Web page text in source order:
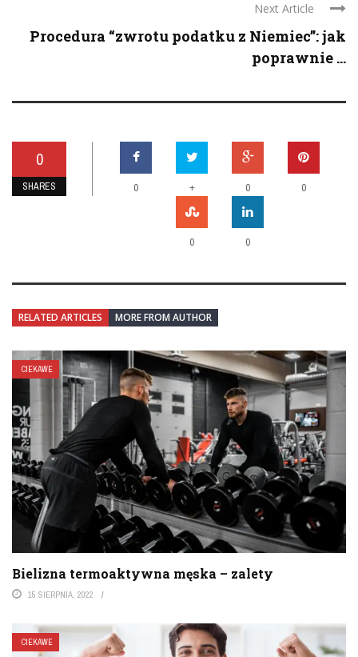
Next Article
Procedura “zwrotu podatku z Niemiec”: jak
poprawnie ...
0
SHARES 0 + 0 0
0 0
RELATED ARTICLES MORE FROM AUTHOR
CIEKAWE
Bielizna termoaktywna męska – zalety
15 SIERPNIA, 2022
CIEKAWE